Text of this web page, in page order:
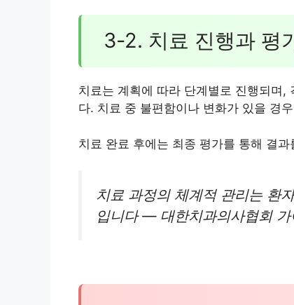
3-2. 치료 진행과 평
치료는 계획에 따라 단계별로 진행되며,
다. 치료 중 불편함이나 변화가 있을 경
치료 완료 후에는 최종 평가를 통해 결
치료 과정의 체계적 관리는 환
입니다 — 대한치과의사협회